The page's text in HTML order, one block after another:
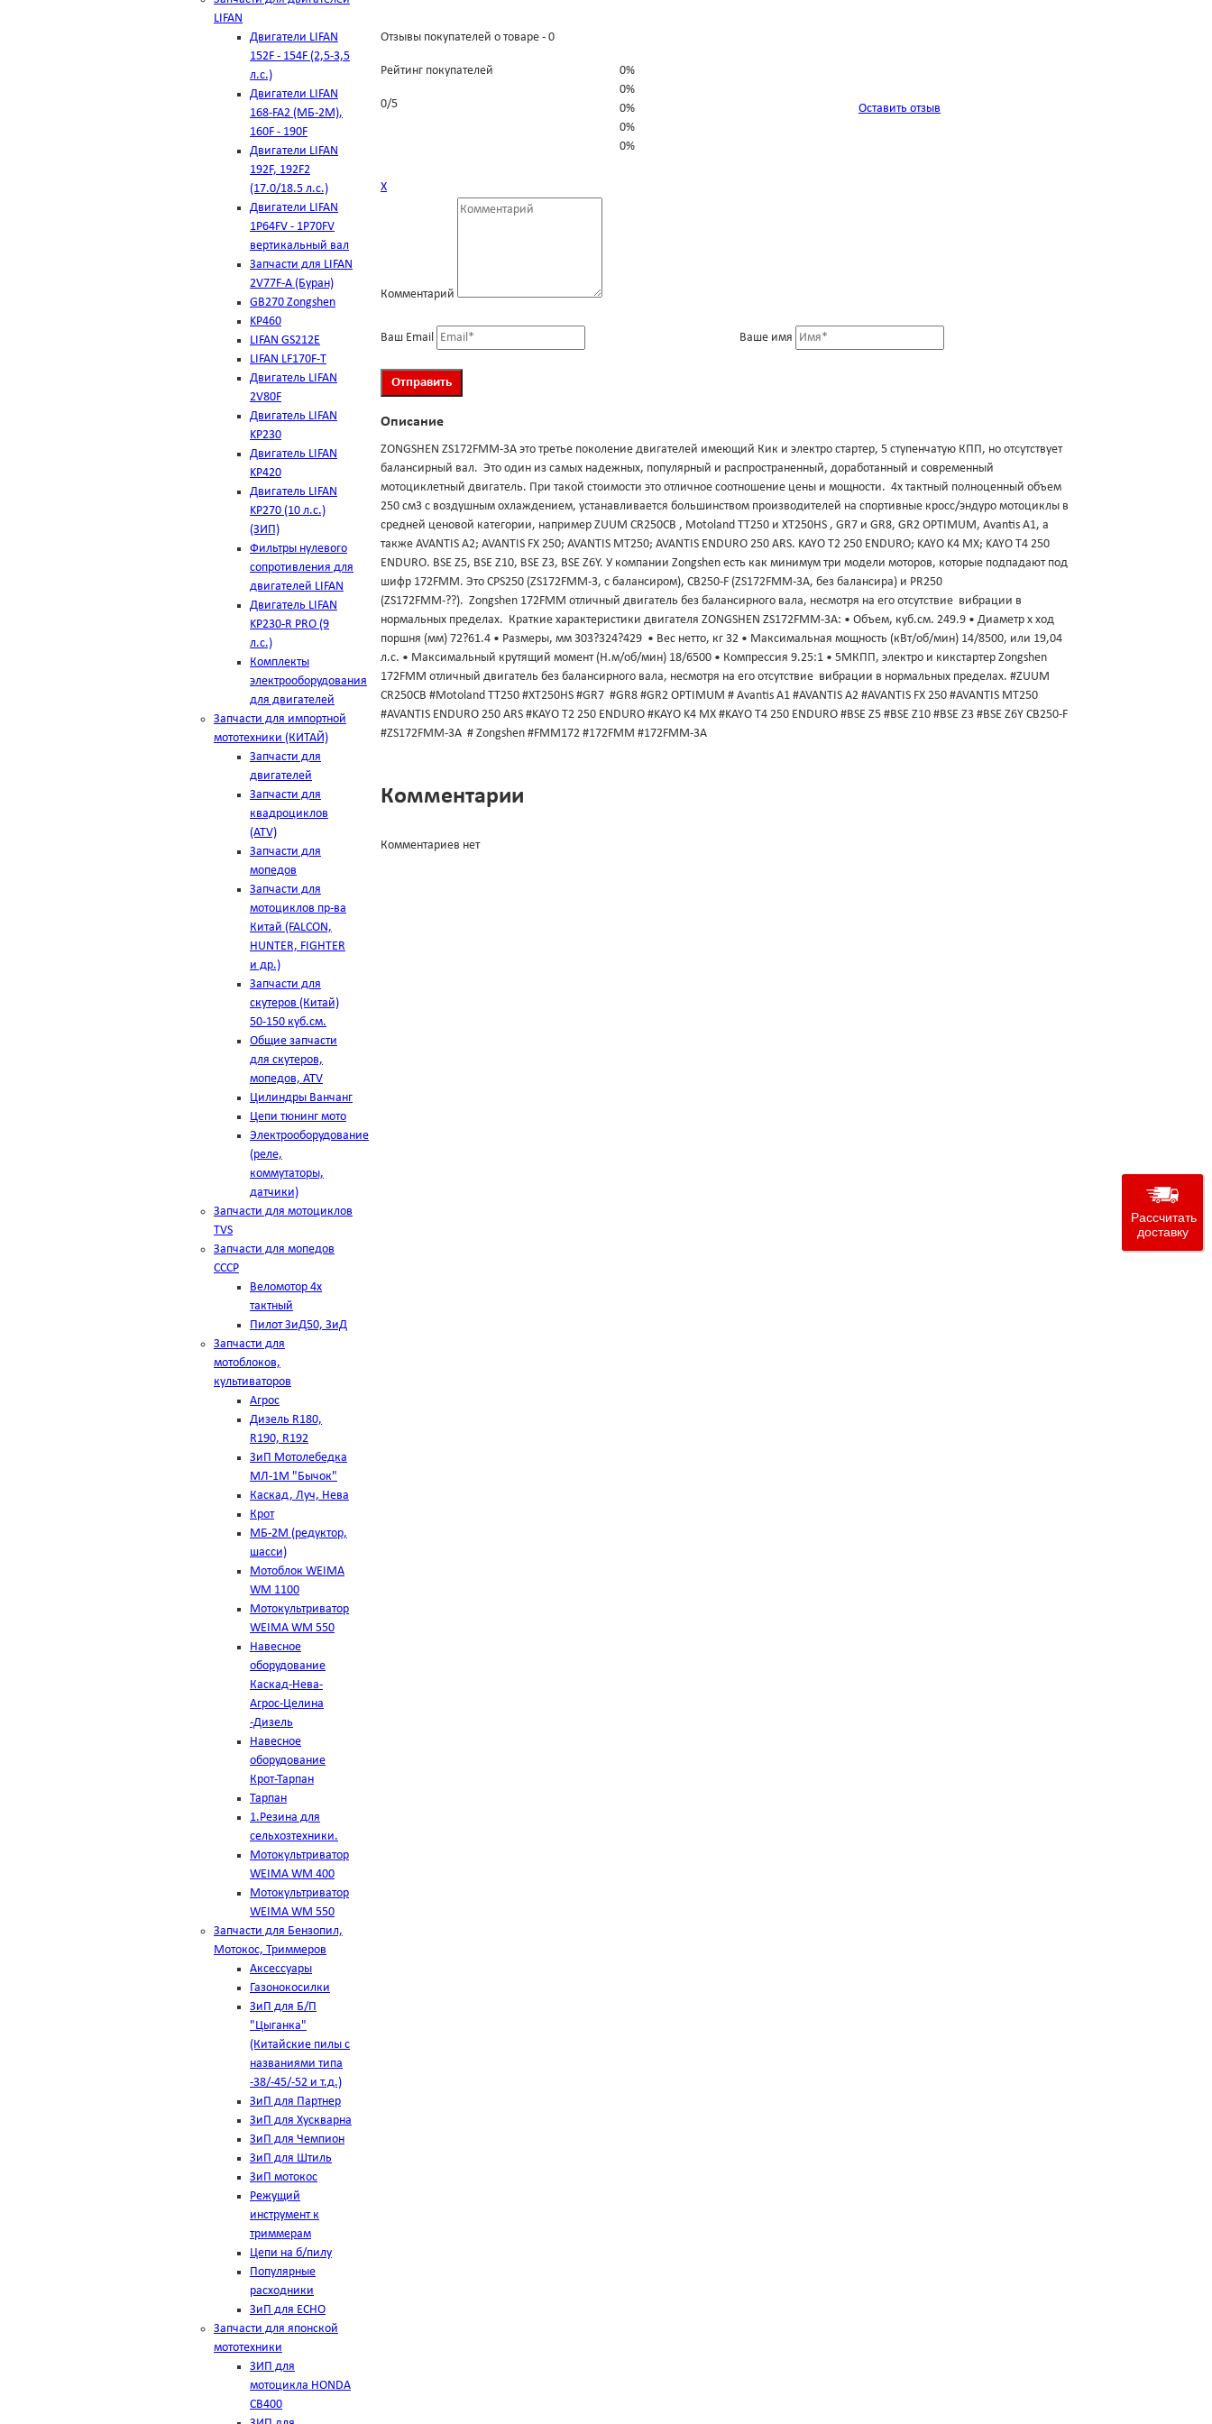
LIFAN
Двигатели LIFAN
152F - 154F (2,5-3,5
л.с.)
Двигатели LIFAN
168-FA2 (МБ-2М),
160F - 190F
Двигатели LIFAN
192F, 192F2
(17.0/18.5 л.с.)
Двигатели LIFAN
1Р64FV - 1Р70FV
вертикальный вал
Запчасти для LIFAN
2V77F-A (Буран)
GB270 Zongshen
KP460
LIFAN GS212E
LIFAN LF170F-T
Двигатель LIFAN
2V80F
Двигатель LIFAN
KP230
Двигатель LIFAN
KP420
Двигатель LIFAN
KP270 (10 л.с.)
(ЗИП)
Фильтры нулевого
сопротивления для
двигателей LIFAN
Двигатель LIFAN
KP230-R PRO (9
л.с.)
Комплекты
электрооборудования
для двигателей
Запчасти для импортной
мототехники (КИТАЙ)
Запчасти для
двигателей
Запчасти для
квадроциклов
(ATV)
Запчасти для
мопедов
Запчасти для
мотоциклов пр-ва
Китай (FALCON,
HUNTER, FIGHTER
и др.)
Запчасти для
скутеров (Китай)
50-150 куб.см.
Общие запчасти
для скутеров,
мопедов, ATV
Цилиндры Ванчанг
Цепи тюнинг мото
Электрооборудование
(реле,
коммутаторы,
датчики)
Запчасти для мотоциклов
TVS
Запчасти для мопедов
СССР
Веломотор 4х
тактный
Пилот ЗиД50, ЗиД
Запчасти для
мотоблоков,
культиваторов
Агрос
Дизель R180,
R190, R192
ЗиП Мотолебедка
МЛ-1М "Бычок"
Каскад, Луч, Нева
Крот
МБ-2М (редуктор,
шасси)
Мотоблок WEIMA
WM 1100
Мотокультриватор
WEIMA WM 550
Навесное
оборудование
Каскад-Нева-
Агрос-Целина
-Дизель
Навесное
оборудование
Крот-Тарпан
Тарпан
1.Резина для
сельхозтехники.
Мотокультриватор
WEIMA WM 400
Мотокультриватор
WEIMA WM 550
Запчасти для Бензопил,
Мотокос, Триммеров
Аксессуары
Газонокосилки
ЗиП для Б/П
"Цыганка"
(Китайские пилы с
названиями типа
-38/-45/-52 и т.д.)
ЗиП для Партнер
ЗиП для Хускварна
ЗиП для Чемпион
ЗиП для Штиль
ЗиП мотокос
Режущий
инструмент к
триммерам
Цепи на б/пилу
Популярные
расходники
ЗиП для ЕСНО
Запчасти для японской
мототехники
ЗИП для
мотоцикла HONDA
CB400
Отзывы покупателей о товаре - 0
Рейтинг покупателей
0/5
0%
0%
0%
0%
0%
Оставить отзыв
Х
Комментарий
Ваш Email Ваше имя
Описание
ZONGSHEN ZS172FMM-3A это третье поколение двигателей имеющий Кик и электро стартер, 5 ступенчатую КПП, но отсутствует
балансирный вал. Это один из самых надежных, популярный и распространенный, доработанный и современный
мотоциклетный двигатель. При такой стоимости это отличное соотношение цены и мощности. 4х тактный полноценный объем
250 см3 с воздушным охлаждением, устанавливается большинством производителей на спортивные кросс/эндуро мотоциклы в
средней ценовой категории, например ZUUM CR250CB , Motoland TT250 и XT250HS , GR7 и GR8, GR2 OPTIMUM, Avantis A1, а
также AVANTIS A2; AVANTIS FX 250; AVANTIS MT250; AVANTIS ENDURO 250 ARS. KAYO T2 250 ENDURO; KAYO K4 MX; KAYO T4 250
ENDURO. BSE Z5, BSE Z10, BSE Z3, BSE Z6Y. У компании Zongshen есть как минимум три модели моторов, которые подпадают под
шифр 172FMM. Это CPS250 (ZS172FMM-3, с балансиром), CB250-F (ZS172FMM-3А, без балансира) и PR250
(ZS172FMM-??). Zongshen 172FMM отличный двигатель без балансирного вала, несмотря на его отсутствие вибрации в
нормальных пределах. Краткие характеристики двигателя ZONGSHEN ZS172FMM-3A: • Объем, куб.см. 249.9 • Диаметр х ход
поршня (мм) 72?61.4 • Размеры, мм 303?324?429 • Вес нетто, кг 32 • Максимальная мощность (кВт/об/мин) 14/8500, или 19,04
л.с. • Максимальный крутящий момент (Н.м/об/мин) 18/6500 • Компрессия 9.25:1 • 5МКПП, электро и кикстартер Zongshen
172FMM отличный двигатель без балансирного вала, несмотря на его отсутствие вибрации в нормальных пределах. #ZUUM
CR250CB #Motoland TT250 #XT250HS #GR7 #GR8 #GR2 OPTIMUM # Avantis A1 #AVANTIS A2 #AVANTIS FX 250 #AVANTIS MT250
#AVANTIS ENDURO 250 ARS #KAYO T2 250 ENDURO #KAYO K4 MX #KAYO T4 250 ENDURO #BSE Z5 #BSE Z10 #BSE Z3 #BSE Z6Y CB250-F
#ZS172FMM-3А # Zongshen #FMM172 #172FMM #172FMM-3A
Комментарии
Комментариев нет
Рассчитать
доставку